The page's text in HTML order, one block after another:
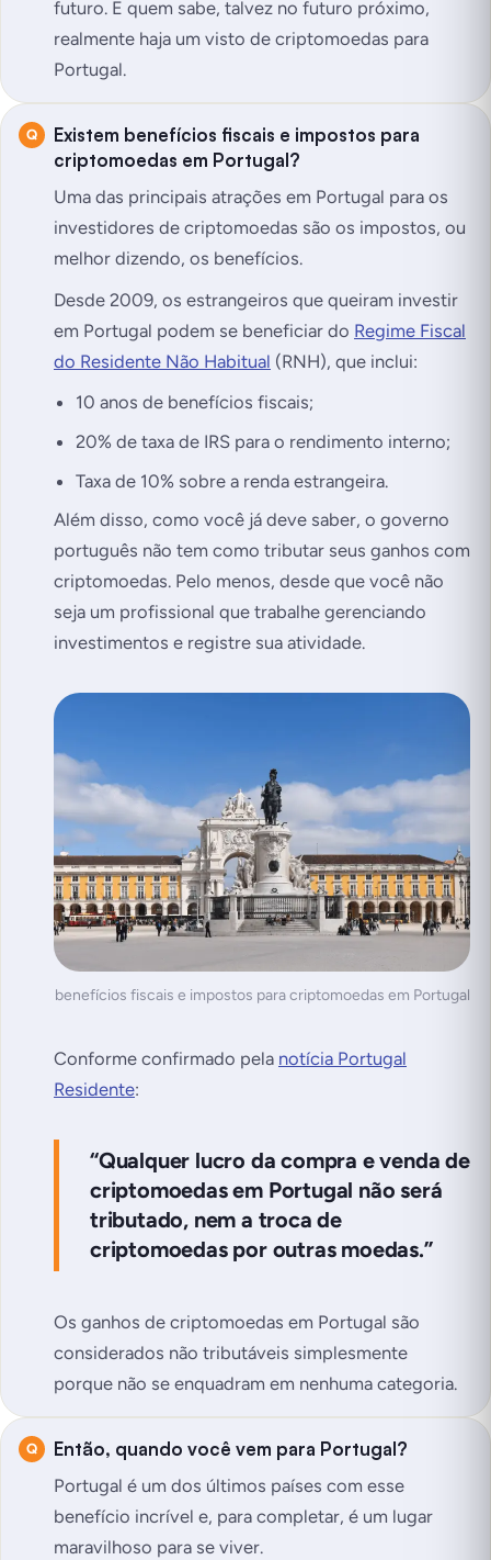
futuro. E quem sabe, talvez no futuro próximo,
realmente haja um visto de criptomoedas para
Portugal.
Existem benefícios fiscais e impostos para
criptomoedas em Portugal?
Uma das principais atrações em Portugal para os
investidores de criptomoedas são os impostos, ou
melhor dizendo, os benefícios.
Desde 2009, os estrangeiros que queiram investir
em Portugal podem se beneficiar do Regime Fiscal
do Residente Não Habitual (RNH), que inclui:
10 anos de benefícios fiscais;
20% de taxa de IRS para o rendimento interno;
Taxa de 10% sobre a renda estrangeira.
Além disso, como você já deve saber, o governo
português não tem como tributar seus ganhos com
criptomoedas. Pelo menos, desde que você não
seja um profissional que trabalhe gerenciando
investimentos e registre sua atividade.
benefícios fiscais e impostos para criptomoedas em Portugal
Conforme confirmado pela notícia Portugal
Residente:
“Qualquer lucro da compra e venda de
criptomoedas em Portugal não será
tributado, nem a troca de
criptomoedas por outras moedas.”
Os ganhos de criptomoedas em Portugal são
considerados não tributáveis simplesmente
porque não se enquadram em nenhuma categoria.
Então, quando você vem para Portugal?
Portugal é um dos últimos países com esse
benefício incrível e, para completar, é um lugar
maravilhoso para se viver.